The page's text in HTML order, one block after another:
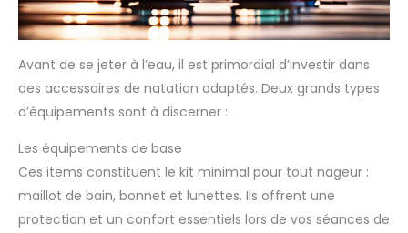
Avant de se jeter à l’eau, il est primordial d’investir dans
des accessoires de natation adaptés. Deux grands types
d’équipements sont à discerner :
Les équipements de base
Ces items constituent le kit minimal pour tout nageur :
maillot de bain, bonnet et lunettes. Ils offrent une
protection et un confort essentiels lors de vos séances de